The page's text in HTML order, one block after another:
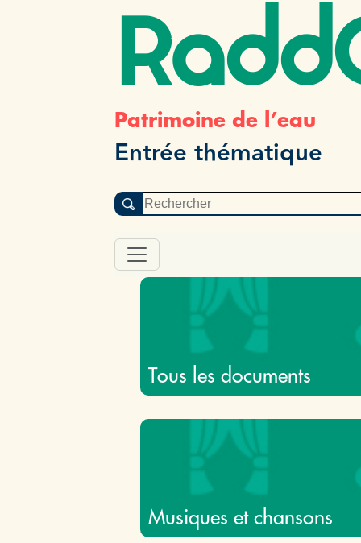
Patrimoine de l’eau
Entrée thématique
Tous les documents
Musiques et chansons